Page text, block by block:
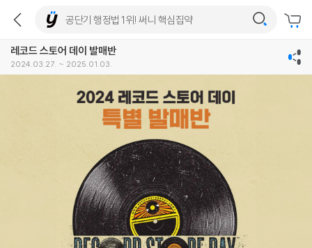
레코드 스토어 데이 발매반
2024.03.27. ~ 2025.01.03.